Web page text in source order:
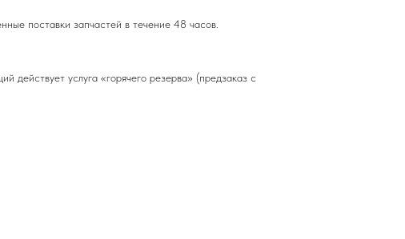
поставки запчастей в течение 48 часов.
услуга «горячего резерва» (предзаказ с